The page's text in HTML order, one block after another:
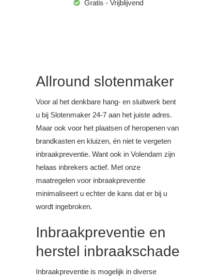
Gratis - Vrijblijvend
Allround slotenmaker
Voor al het denkbare hang- en sluitwerk bent
u bij Slotenmaker 24-7 aan het juiste adres.
Maar ook voor het plaatsen of heropenen van
brandkasten en kluizen, én niet te vergeten
inbraakpreventie. Want ook in Volendam zijn
helaas inbrekers actief. Met onze
maatregelen voor inbraakpreventie
minimaliseert u echter de kans dat er bij u
wordt ingebroken.
Inbraakpreventie en
herstel inbraakschade
Inbraakpreventie is mogelijk in diverse